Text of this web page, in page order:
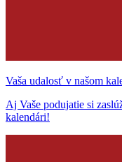
Vaša udalosť v našom
Aj Vaše podujatie si
kalendári!